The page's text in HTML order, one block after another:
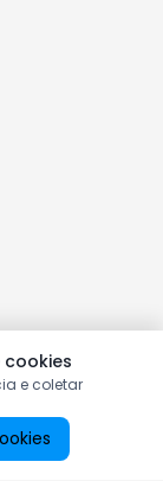
e coletar